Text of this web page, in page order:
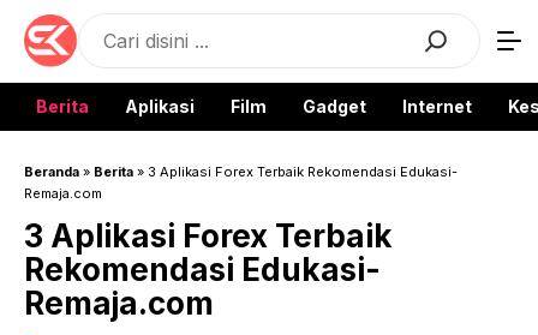
Langsung
Berita Aplikasi Film Gadget Internet
Beranda » Berita » 3 Aplikasi Forex Terbaik Rekomendasi Edukasi-
Remaja.com
3 Aplikasi Forex Terbaik
Rekomendasi Edukasi-
Remaja.com